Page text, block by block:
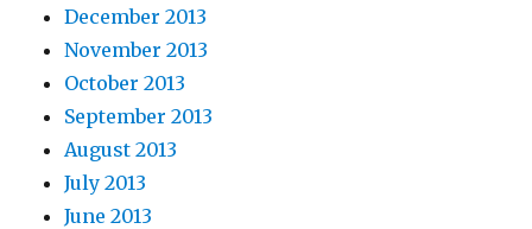
December 2013
November 2013
October 2013
September 2013
August 2013
July 2013
June 2013